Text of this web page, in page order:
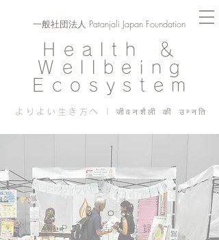
Health ＆
Wellbeing
Ecosystem
よりよい生き方へ | जीवनशैली की उन्नति
一般社団法人 Patanjali Japan Foundation
Blog
PJF ​活動記録